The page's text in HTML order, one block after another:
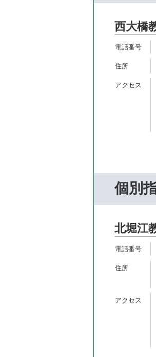
西大橋
個別
北堀江